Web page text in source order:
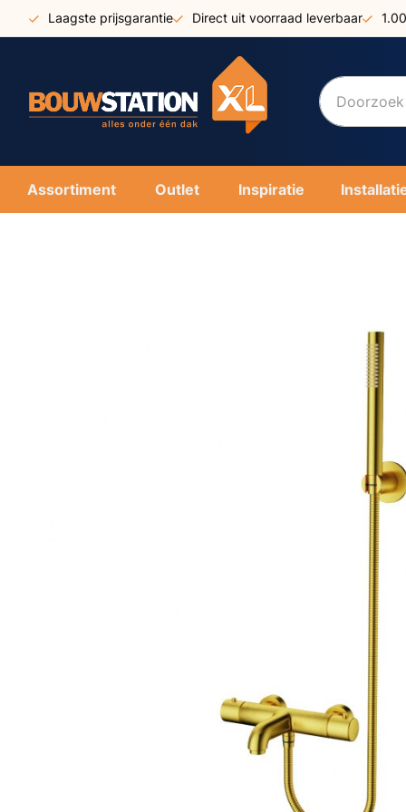
Ga
naar
Laagste prijsgarantie Direct uit voorraad leverbaar
Assortiment Outlet Inspiratie